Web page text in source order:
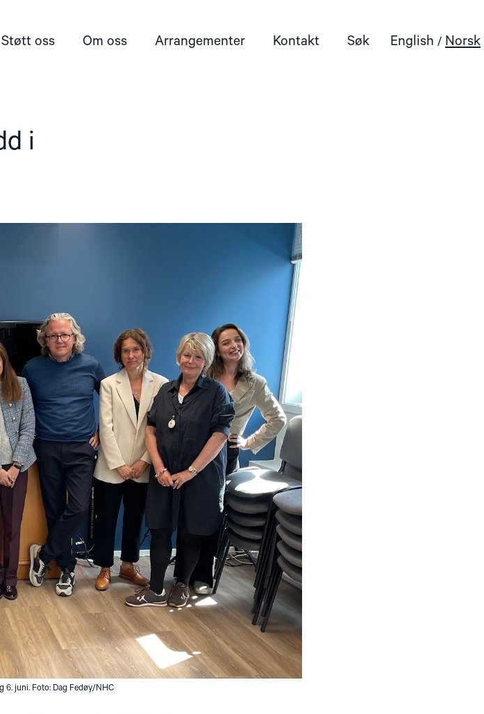
Støtt oss Om oss Arrangementer Kontakt Søk English Norsk
i
6. juni. Foto: Dag Fedøy/NHC